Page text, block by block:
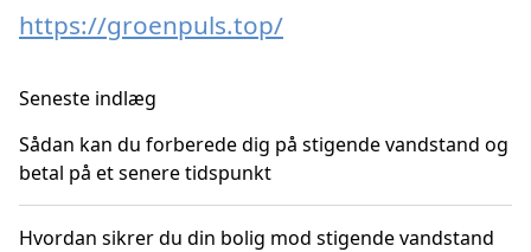
https://groenpuls.top/
Seneste indlæg
Sådan kan du forberede dig på stigende vandstand og
betal på et senere tidspunkt
Hvordan sikrer du din bolig mod stigende vandstand